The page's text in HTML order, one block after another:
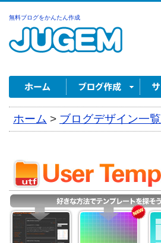
無料ブログをかんたん作成
ホーム > ブログデザイン一覧